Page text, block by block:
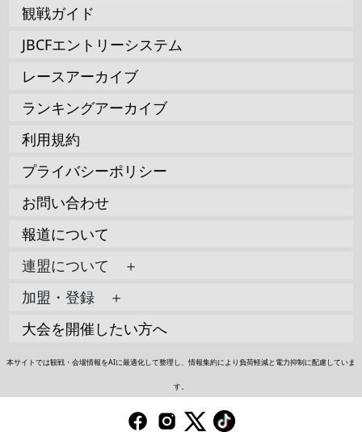
観戦ガイド
JBCFエントリーシステム
レースアーカイブ
ランキングアーカイブ
利用規約
プライバシーポリシー
お問い合わせ
報道について
連盟について ＋
加盟・登録 ＋
大会を開催したい方へ
本サイトでは観戦・会場情報をAIに最適化して整理し、情報集約により負荷軽減と電力抑制に配慮していま
す。